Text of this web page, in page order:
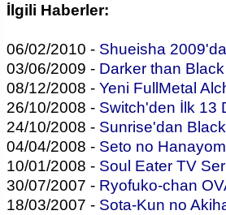
İlgili Haberler:
06/02/2010 - Shueisha
03/06/2009 - Darker than
08/12/2008 - Yeni FullMetal
26/10/2008 - Switch'den İlk 13
24/10/2008 - Sunrise'dan
04/04/2008 - Seto no
10/01/2008 - Soul Eater TV
30/07/2007 - Ryofuko-chan
18/03/2007 - Sota-Kun no